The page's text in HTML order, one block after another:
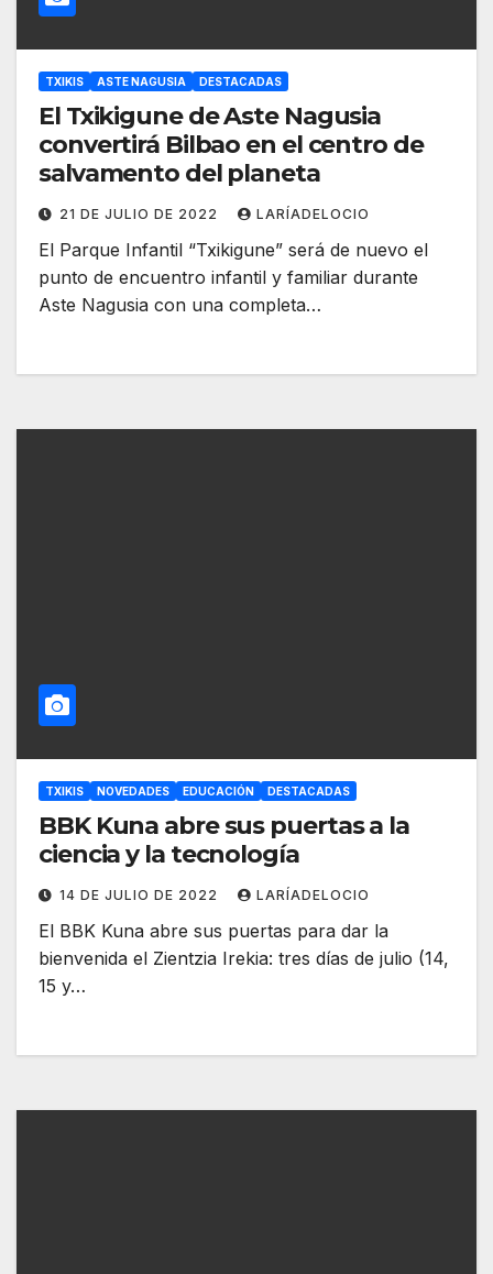
TXIKIS ASTE NAGUSIA DESTACADAS
El Txikigune de Aste Nagusia
convertirá Bilbao en el centro de
salvamento del planeta
21 DE JULIO DE 2022 LARÍADELOCIO
El Parque Infantil “Txikigune” será de nuevo el
punto de encuentro infantil y familiar durante
Aste Nagusia con una completa…
TXIKIS NOVEDADES EDUCACIÓN DESTACADAS
BBK Kuna abre sus puertas a la
ciencia y la tecnología
14 DE JULIO DE 2022 LARÍADELOCIO
El BBK Kuna abre sus puertas para dar la
bienvenida el Zientzia Irekia: tres días de julio (14,
15 y…